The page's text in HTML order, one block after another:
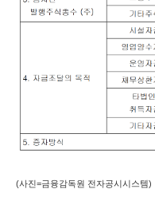
(사진=금융감독원 전자공시시스템)